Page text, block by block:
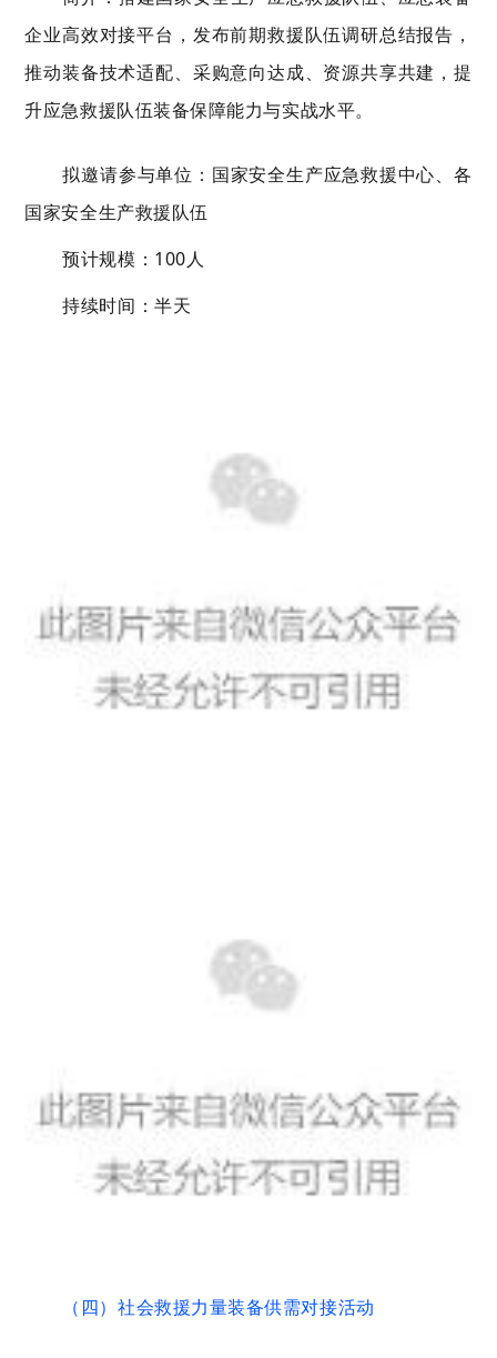
企业高效对接平台，发布前期救援队伍调研总结报告，
推动装备技术适配、采购意向达成、资源共享共建，提
升应急救援队伍装备保障能力与实战水平。
拟邀请参与单位：国家安全生产应急救援中心、各
国家安全生产救援队伍
预计规模：100人
持续时间：半天
（四）社会救援力量装备供需对接活动